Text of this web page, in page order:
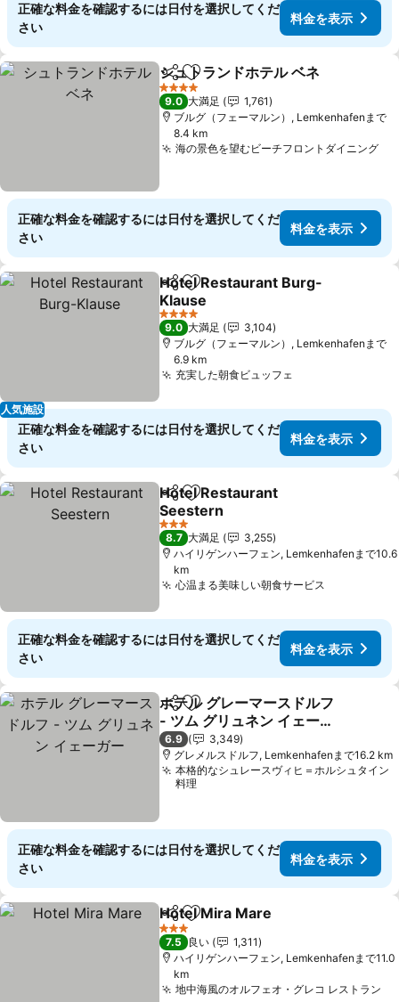
正確な料金を確認するには日付を選択してくだ
さい
料金を表示
シェアお気に入りに追加
シュトランドホテル ベネ
4 ホテルのランク
9.0 大満足
1,761
ブルグ（フェーマルン）, Lemkenhafenまで
8.4 km
海の景色を望むビーチフロントダイニング
正確な料金を確認するには日付を選択してくだ
さい
料金を表示
人気施設
シェアお気に入りに追加
Hotel Restaurant Burg-
Klause
料金を表示
4 ホテルのランク
9.0 大満足
3,104
ブルグ（フェーマルン）, Lemkenhafenまで
6.9 km
充実した朝食ビュッフェ
正確な料金を確認するには日付を選択してくだ
さい
料金を表示
シェアお気に入りに追加
Hotel Restaurant
Seestern
料金を表示
3 ホテルのランク
8.7 大満足
3,255
ハイリゲンハーフェン, Lemkenhafenまで10.6
km
心温まる美味しい朝食サービス
正確な料金を確認するには日付を選択してくだ
さい
料金を表示
シェアお気に入りに追加
ホテル グレーマースドルフ
- ツム グリュネン イェーガ
ー
料金を表示
6.9
3,349
グレメルスドルフ, Lemkenhafenまで16.2 km
本格的なシュレースヴィヒ＝ホルシュタイン
料理
正確な料金を確認するには日付を選択してくだ
さい
料金を表示
シェアお気に入りに追加
Hotel Mira Mare
3 ホテルのランク
7.5 良い
1,311
ハイリゲンハーフェン, Lemkenhafenまで11.0
km
地中海風のオルフェオ・グレコ レストラン